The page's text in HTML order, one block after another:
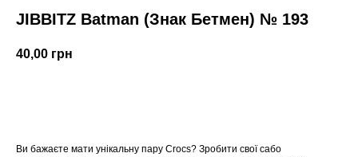
JIBBITZ Batman (Знак Бетмен) № 193
40,00 грн
Ви бажаєте мати унікальну пару Crocs? Зробити свої сабо